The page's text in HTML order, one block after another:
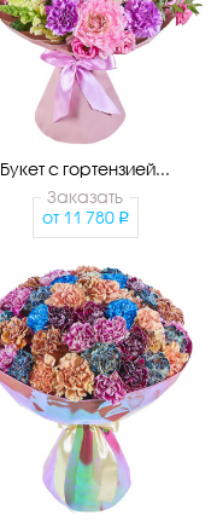
Букет с гортензией...
Заказать
от 11 780